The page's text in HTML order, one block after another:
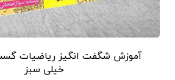
آموزش شگفت انگیز ریاضیات
خیلی سبز